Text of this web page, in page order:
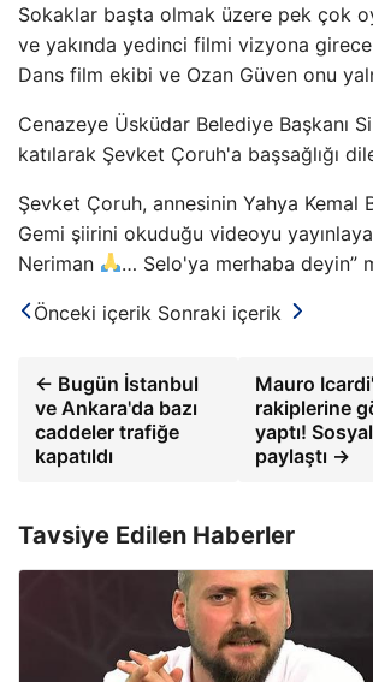
Sokaklar başta olmak üzere pek çok
ve yakında yedinci filmi vizyona
Dans film ekibi ve Ozan Güven onu
Cenazeye Üsküdar Belediye Başkanı
katılarak Şevket Çoruh'a başsağlığı
Şevket Çoruh, annesinin Yahya Kemal
Gemi şiirini okuduğu videoyu
Neriman
… Selo'ya merhaba deyin”
Önceki içerik Sonraki içerik
← Bugün İstanbul
ve Ankara'da bazı
caddeler trafiğe
kapatıldı
Mauro
rakiplerine
yaptı!
paylaştı →
Tavsiye Edilen Haberler